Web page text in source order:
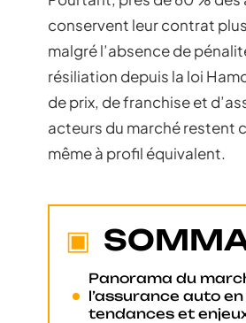
conservent leur contrat
malgré l’absence de
résiliation depuis la loi
de prix, de franchise et
acteurs du marché restent
même à profil équivalent.
Panorama du
l’assurance auto
tendances et